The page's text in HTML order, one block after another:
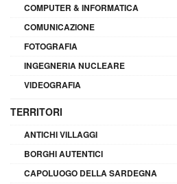
COMPUTER & INFORMATICA
COMUNICAZIONE
FOTOGRAFIA
INGEGNERIA NUCLEARE
VIDEOGRAFIA
TERRITORI
ANTICHI VILLAGGI
BORGHI AUTENTICI
CAPOLUOGO DELLA SARDEGNA